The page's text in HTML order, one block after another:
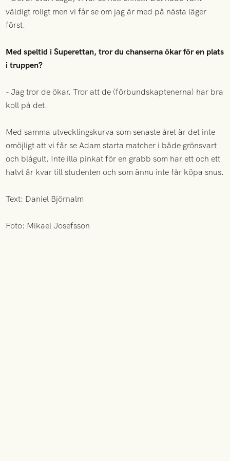
väldigt roligt men vi får se om jag är med på nästa läger
först.
Med speltid i Superettan, tror du chanserna ökar för en plats
i truppen?
- Jag tror de ökar. Tror att de (förbundskaptenerna) har bra
koll på det.
Med samma utvecklingskurva som senaste året är det inte
omöjligt att vi får se Adam starta matcher i både grönsvart
och blågult. Inte illa pinkat för en grabb som har ett och ett
halvt år kvar till studenten och som ännu inte får köpa snus.
Text: Daniel Björnalm
Foto: Mikael Josefsson